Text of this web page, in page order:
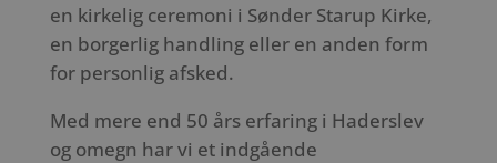
en kirkelig ceremoni i Sønder Starup Kirke,
en borgerlig handling eller en anden form
for personlig afsked.
Med mere end 50 års erfaring i Haderslev
og omegn har vi et indgående